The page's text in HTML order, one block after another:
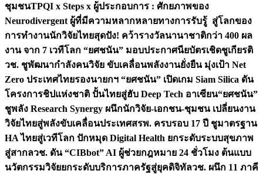
ชุมชนTPQI x Steps x ผู้ประกอบการ : ศักยภาพของ
Neurodivergent ผู้ที่มีความหลากหลายทางการรับรู้ สู่โลกของ
การทำงานนักวิจัยไทยสุดปัง! คว้ารางวัลนานาชาติกว่า 400 ผล
งาน จาก 7 เวทีโลก “ยศชนัน” มอบประกาศนียบัตรเชิดชูเกียรติ
วช. ชูพัฒนากำลังคนวิจัย ขับเคลื่อนพลังงานยั่งยืน มุ่งเป้า Net
Zero ประเทศไทยรองนายกฯ “ยศชนัน” เปิดเกม Siam Silica ดัน
โครงการชิปแห่งชาติ ปั้นไทยสู่ฮับ Deep Tech อาเซียน“ยศชนัน”
ชูพลัง Research Synergy ผนึกนักวิจัย-เอกชน-ชุมชน เปลี่ยนงาน
วิจัยไทยสู่พลังขับเคลื่อนประเทศสรพ. ครบรอบ 17 ปี ชูมาตรฐาน
HA ไทยสู่เวทีโลก ปักหมุด Digital Health ยกระดับระบบสุขภาพ
สู่สากลวช. ดัน “CIBbot” AI ผู้ช่วยกฎหมาย 24 ชั่วโมง ต้นแบบ
นวัตกรรมวิจัยยกระดับบริการภาครัฐสู่ยุคดิจิทัลวช. ผนึก 11 ภาคี